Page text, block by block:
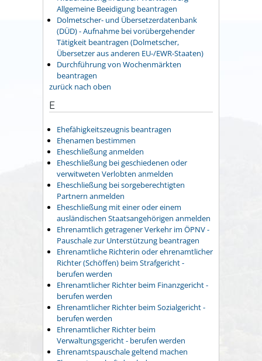
Allgemeine Beeidigung beantragen
Dolmetscher- und Übersetzerdatenbank
(DÜD) - Aufnahme bei vorübergehender
Tätigkeit beantragen (Dolmetscher,
Übersetzer aus anderen EU-/EWR-Staaten)
Durchführung von Wochenmärkten
beantragen
zurück nach oben
E
Ehefähigkeitszeugnis beantragen
Ehenamen bestimmen
Eheschließung anmelden
Eheschließung bei geschiedenen oder
verwitweten Verlobten anmelden
Eheschließung bei sorgeberechtigten
Partnern anmelden
Eheschließung mit einer oder einem
ausländischen Staatsangehörigen anmelden
Ehrenamtlich getragener Verkehr im ÖPNV -
Pauschale zur Unterstützung beantragen
Ehrenamtliche Richterin oder ehrenamtlicher
Richter (Schöffen) beim Strafgericht -
berufen werden
Ehrenamtlicher Richter beim Finanzgericht -
berufen werden
Ehrenamtlicher Richter beim Sozialgericht -
berufen werden
Ehrenamtlicher Richter beim
Verwaltungsgericht - berufen werden
Ehrenamtspauschale geltend machen